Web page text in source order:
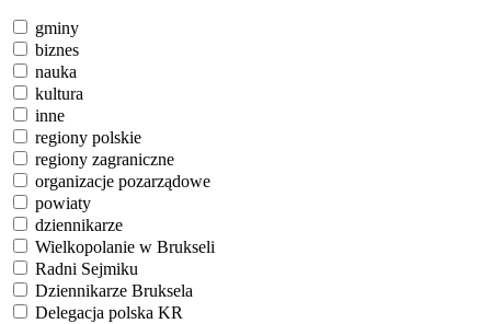
gminy
biznes
nauka
kultura
inne
regiony polskie
regiony zagraniczne
organizacje pozarządowe
powiaty
dziennikarze
Wielkopolanie w Brukseli
Radni Sejmiku
Dziennikarze Bruksela
Delegacja polska KR